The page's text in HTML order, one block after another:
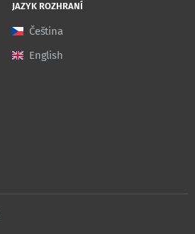
JAZYK ROZHRANÍ
Čeština
English